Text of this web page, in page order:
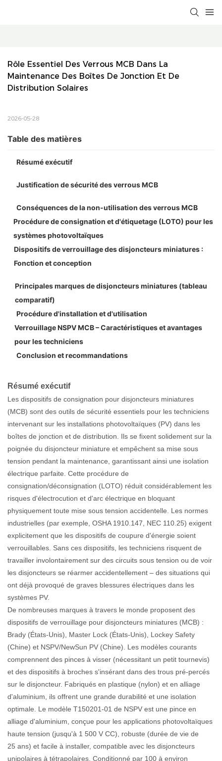
Rôle Essentiel Des Verrous MCB Dans La
Maintenance Des Boîtes De Jonction Et De
Distribution Solaires
2026-05-28
Table des matières
Résumé exécutif
Justification de sécurité des verrous MCB
Conséquences de la non-utilisation des verrous MCB
Procédure de consignation et d'étiquetage (LOTO) pour les
systèmes photovoltaïques
Dispositifs de verrouillage des disjoncteurs miniatures :
Fonction et conception
Principales marques de disjoncteurs miniatures (tableau
comparatif)
Procédure d'installation et d'utilisation
Verrouillage NSPV MCB – Caractéristiques et avantages
pour les techniciens
Conclusion et recommandations
Résumé exécutif
Les dispositifs de consignation pour disjoncteurs miniatures
(MCB) sont des outils de sécurité essentiels pour les techniciens
intervenant sur les installations photovoltaïques (PV) dans les
boîtes de jonction et de distribution. Ils se fixent solidement sur la
poignée du disjoncteur miniature et empêchent sa mise sous
tension pendant la maintenance, garantissant ainsi une isolation
électrique parfaite. Cette procédure de
consignation/déconsignation (LOTO) réduit considérablement les
risques d'électrocution et d'arc électrique en bloquant
physiquement toute mise sous tension accidentelle. Les normes
industrielles (par exemple, OSHA 1910.147, NEC 110.25) exigent
explicitement que les dispositifs de coupure d'énergie soient
verrouillables. Sans ces dispositifs, les techniciens risquent de
travailler involontairement sur des circuits sous tension ou de voir
les disjoncteurs se réarmer accidentellement – ​​des situations qui
ont déjà provoqué de graves blessures électriques dans les
systèmes PV.
De nombreuses marques à travers le monde proposent des
dispositifs de verrouillage pour disjoncteurs miniatures (MCB) :
Brady (États-Unis), Master Lock (États-Unis), Lockey Safety
(Chine) et NSPV/NewSun PV (Chine). Les modèles courants
comprennent des pinces à visser (nécessitant un petit tournevis)
et des dispositifs à broches s'insérant dans des trous pré-percés
sur le disjoncteur. Fabriqués en plastique (nylon) et en alliage
d'aluminium, ils offrent une grande durabilité et une isolation
optimale. Le modèle T150201-01 de NSPV est une pince en
alliage d'aluminium, conçue pour les applications photovoltaïques
haute tension (jusqu'à 1 500 V CC), robuste (durée de vie de
25 ans) et facile à installer, compatible avec les disjoncteurs
unipolaires à tétrapolaires. Conditionné par 100 à environ